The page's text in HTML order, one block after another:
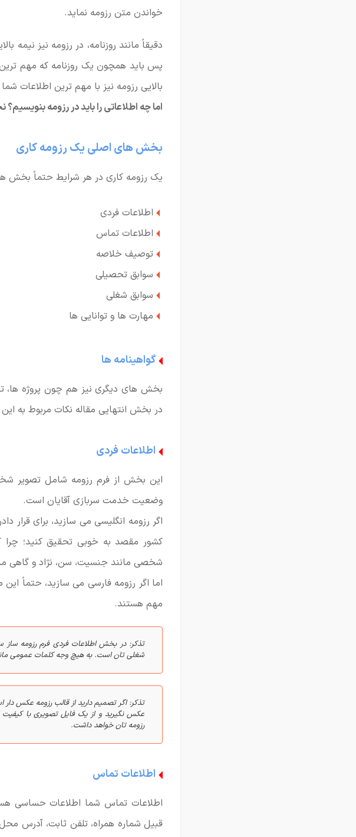
خواندن متن رزومه نماید.
دقیقاً مانند روزنامه، در رزومه نیز نیمه
پس باید همچون یک روزنامه که مهم
بالایی رزومه نیز با مهم ترین اطلاعات
اما چه اطلاعاتی را باید در رزومه
بخش های اصلی یک رزومه کاری
یک رزومه کاری در هر شرایط حتماً بخش
اطلاعات فردی
اطلاعات تماس
توصیف خلاصه
سوابق تحصیلی
سوابق شغلی
مهارت ها و توانایی ها
گواهینامه ها
بخش های دیگری نیز هم چون پروژه ها،
در بخش انتهایی مقاله نکات مربوط به
اطلاعات فردی
این بخش از فرم رزومه شامل تصویر
وضعیت خدمت سربازی آقایان است.
اگر رزومه انگلیسی می سازید، برای قرار
کشور مقصد به خوبی تحقیق کنید؛
شخصی مانند جنسیت، سن، نژاد و
اما اگر رزومه فارسی می سازید، حتماً این
مهم هستند.
تذکر: در بخش اطلاعات فردی فرم رزومه ساز
شغلی تان است. به هیچ وجه کلمات عمومی
تذکر: اگر تصمیم دارید از قالب رزومه عکس
عکس نگیرید و از یک فایل تصویری با کیفیت
رزومه تان خواهد داشت.
اطلاعات تماس
اطلاعات تماس شما اطلاعات حساسی
قبیل شماره همراه، تلفن ثابت، آدرس